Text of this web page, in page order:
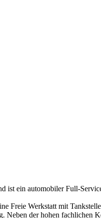
ein automobiler Full-
Freie Werkstatt mit
der hohen fachlichen